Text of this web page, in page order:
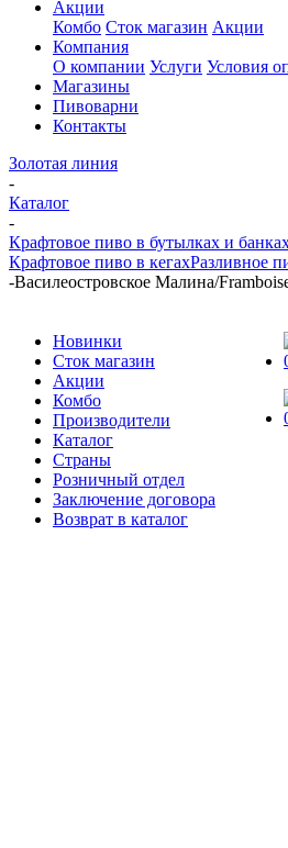
Акции
Комбо Сток магазин Акции
Компания
О компании Услуги Условия
Магазины
Пивоварни
Контакты
Золотая линия
-
Каталог
-
Крафтовое пиво в бутылках и
Крафтовое пиво в кегахРазливное
-Василеостровское Малина/
Новинки
Сток магазин
Акции
Комбо
Производители
Каталог
Страны
Розничный отдел
Заключение договора
Возврат в каталог